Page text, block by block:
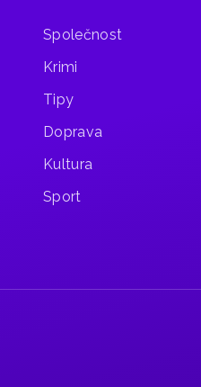
Společnost
Krimi
Tipy
Doprava
Kultura
Sport